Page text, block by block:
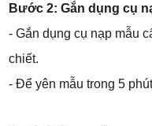
Bước 2: Gắn dụng cụ
- Gắn dụng cụ nạp mẫu
chiết.
- Để yên mẫu trong 5 phút